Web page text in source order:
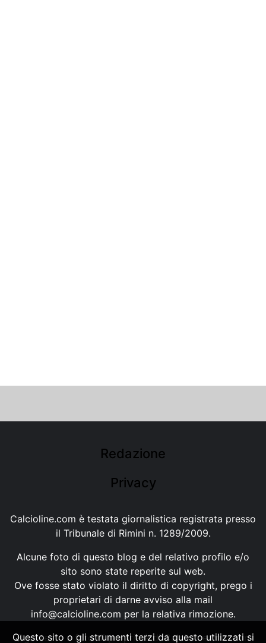
Redazione
Privacy
Calcioline.com è testata giornalistica registrata presso
il Tribunale di Rimini n. 1289/2009.
Alcune foto di questo blog e del relativo profilo e/o
sito sono state reperite sul web.
Ove fosse stato violato il diritto di copyright, prego i
proprietari di darne avviso alla mail
info@calcioline.com per la relativa rimozione.
Ogni testo e foto di proprietà di Calcioline.com non
Questo sito o gli strumenti terzi da questo utilizzati si